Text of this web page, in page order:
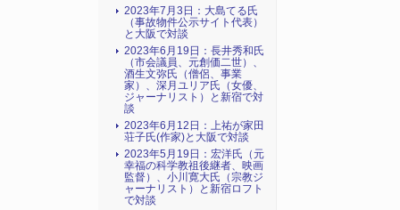
2023年7月3日：大島てる氏
（事故物件公示サイト代表）
と大阪で対談
2023年6月19日：長井秀和氏
（市会議員、元創価二世）、
酒生文弥氏（僧侶、事業
家）、深月ユリア氏（女優、
ジャーナリスト）と新宿で対
談
2023年6月12日：上祐が家田
荘子氏(作家)と大阪で対談
2023年5月19日：宏洋氏（元
幸福の科学教祖後継者、映画
監督）、小川寛大氏（宗教ジ
ャーナリスト）と新宿ロフト
で対談